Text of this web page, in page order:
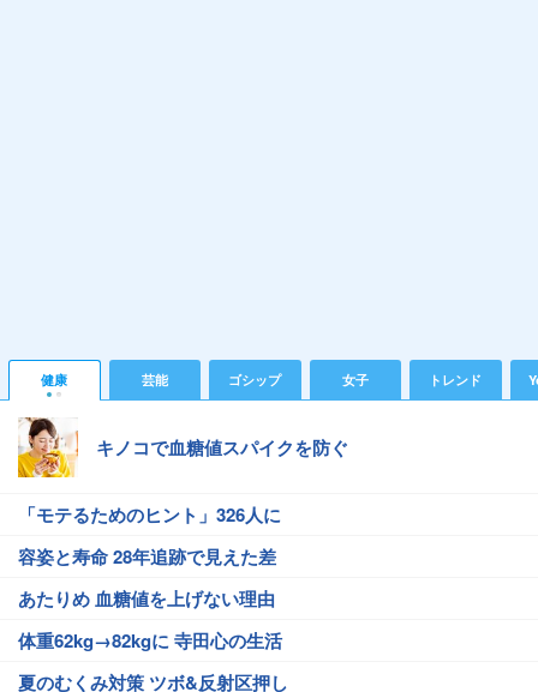
健康 芸能 ゴシップ 女子 トレンド
キノコで血糖値スパイクを防ぐ
「モテるためのヒント」326人に
容姿と寿命 28年追跡で見えた差
あたりめ 血糖値を上げない理由
体重62kg→82kgに 寺田心の生活
夏のむくみ対策 ツボ&反射区押し